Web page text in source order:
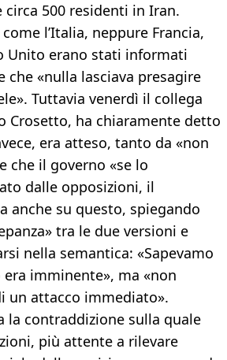
circa 500 residenti in Iran.
l’Italia, neppure Francia,
Unito erano stati informati
che «nulla lasciava presagire
Tuttavia venerdì il collega
Crosetto, ha chiaramente detto
era atteso, tanto da «non
che il governo «se lo
dalle opposizioni, il
anche su questo, spiegando
tra le due versioni e
nella semantica: «Sapevamo
imminente», ma «non
un attacco immediato».
la contraddizione sulla quale
più attente a rilevare